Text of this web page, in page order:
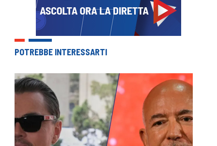
POTREBBE INTERESSARTI